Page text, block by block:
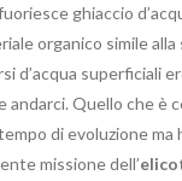
ghiaccio
organico simile alla
d’acqua superficiali
Quello che è
di evoluzione ma
missione dell’